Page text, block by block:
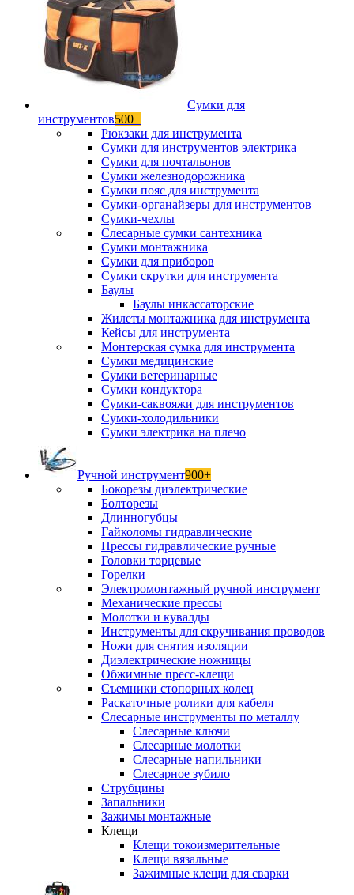
Сумки для
инструментов500+
Рюкзаки для инструмента
Сумки для инструментов электрика
Сумки для почтальонов
Сумки железнодорожника
Сумки пояс для инструмента
Сумки-органайзеры для инструментов
Сумки-чехлы
Слесарные сумки сантехника
Сумки монтажника
Сумки для приборов
Сумки скрутки для инструмента
Баулы
Баулы инкассаторские
Жилеты монтажника для инструмента
Кейсы для инструмента
Монтерская сумка для инструмента
Сумки медицинские
Сумки ветеринарные
Сумки кондуктора
Сумки-саквояжи для инструментов
Сумки-холодильники
Сумки электрика на плечо
Ручной инструмент900+
Бокорезы диэлектрические
Болторезы
Длинногубцы
Гайколомы гидравлические
Прессы гидравлические ручные
Головки торцевые
Горелки
Электромонтажный ручной инструмент
Механические прессы
Молотки и кувалды
Инструменты для скручивания проводов
Ножи для снятия изоляции
Диэлектрические ножницы
Обжимные пресс-клещи
Съемники стопорных колец
Раскаточные ролики для кабеля
Слесарные инструменты по металлу
Слесарные ключи
Слесарные молотки
Слесарные напильники
Слесарное зубило
Струбцины
Запальники
Зажимы монтажные
Клещи
Клещи токоизмерительные
Клещи вязальные
Зажимные клещи для сварки